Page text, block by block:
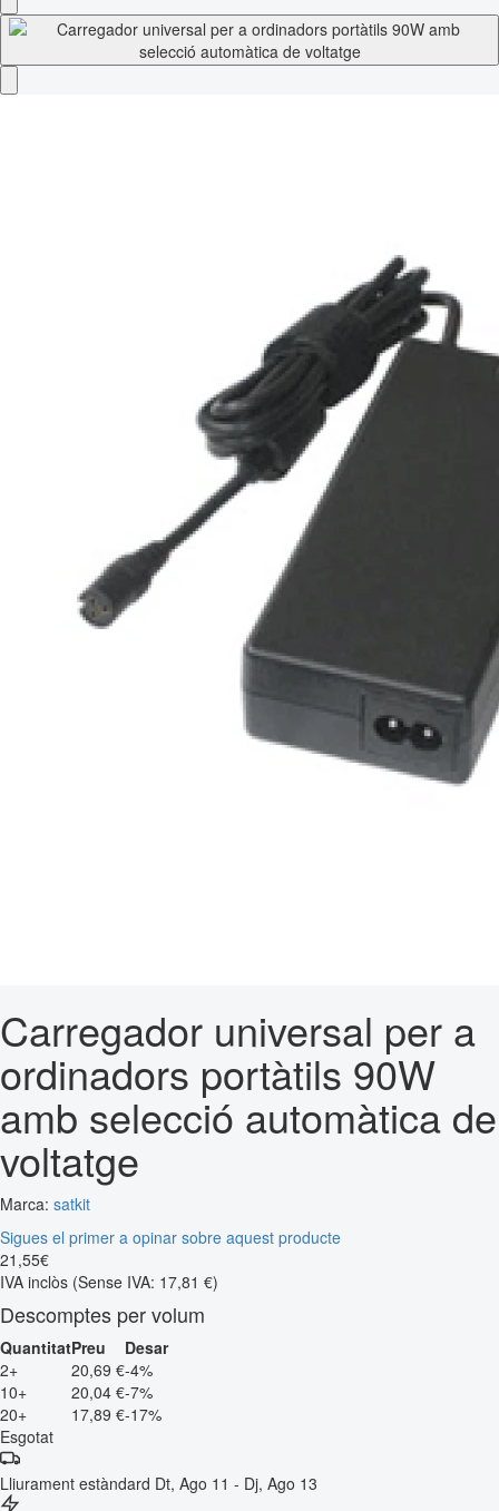
Carregador universal per a
ordinadors portàtils 90W
amb selecció automàtica de
voltatge
Marca: satkit
Sigues el primer a opinar sobre aquest producte
21 ,55€
IVA inclòs (Sense IVA: 17,81 €)
Descomptes per volum
QuantitatPreu
Desar
2+
20,69 €-4%
10+
20,04 €-7%
20+
17,89 €-17%
Esgotat
Lliurament estàndard Dt, Ago 11 - Dj, Ago 13